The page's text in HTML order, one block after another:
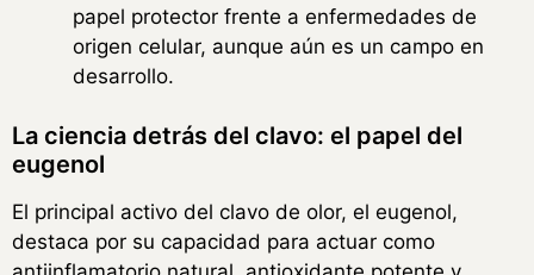
papel protector frente a enfermedades de
origen celular, aunque aún es un campo en
desarrollo.
La ciencia detrás del clavo: el papel del
eugenol
El principal activo del clavo de olor, el eugenol,
destaca por su capacidad para actuar como